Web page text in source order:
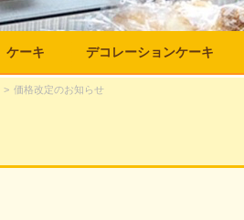
ケーキ デコレーションケーキ
> 価格改定のお知らせ